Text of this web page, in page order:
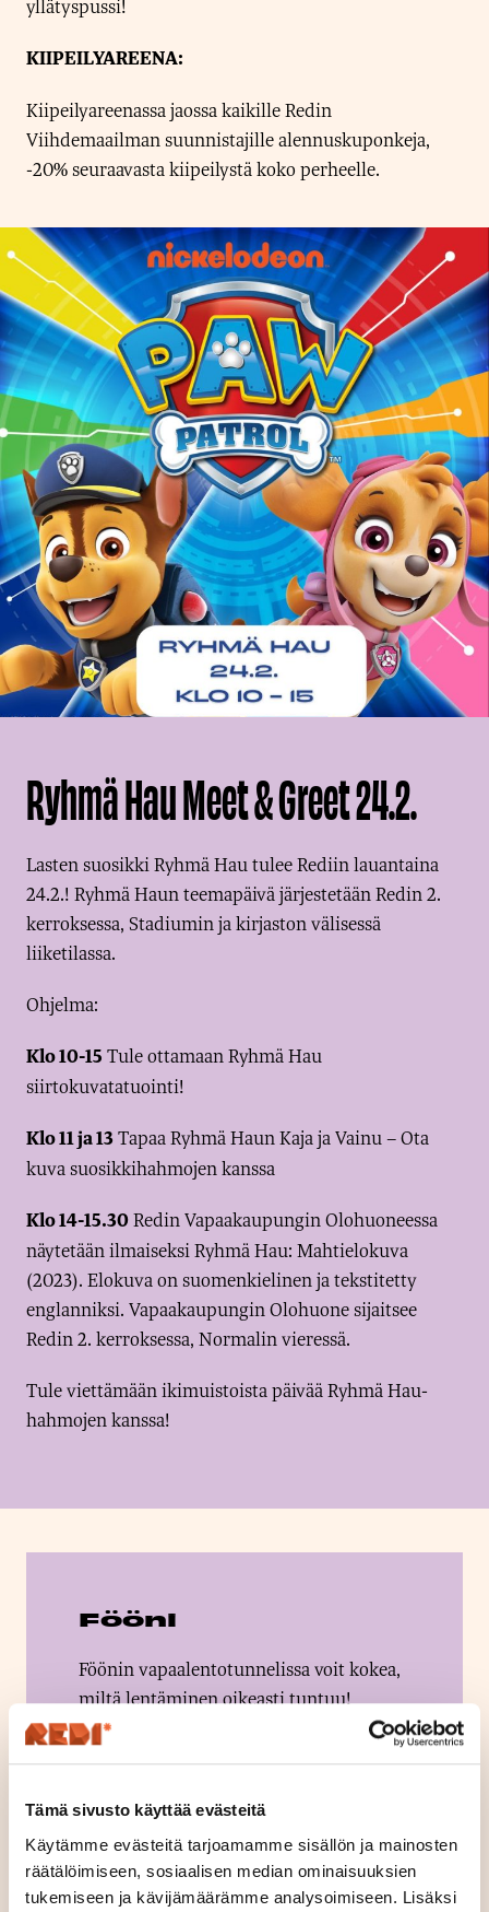
Tämä sivusto käyttää evästeitä
Käytämme evästeitä tarjoamamme sisällön ja mainosten
räätälöimiseen, sosiaalisen median ominaisuuksien
tukemiseen ja kävijämäärämme analysoimiseen. Lisäksi
yllätyspussi!
KIIPEILYAREENA:
Kiipeilyareenassa jaossa kaikille Redin
Viihdemaailman suunnistajille alennuskuponkeja,
-20% seuraavasta kiipeilystä koko perheelle.
Ryhmä Hau Meet & Greet 24.2.
Lasten suosikki Ryhmä Hau tulee Rediin lauantaina
24.2.! Ryhmä Haun teemapäivä järjestetään Redin 2.
kerroksessa, Stadiumin ja kirjaston välisessä
liiketilassa.
Ohjelma:
Klo 10-15 Tule ottamaan Ryhmä Hau
siirtokuvatatuointi!
Klo 11 ja 13Tapaa Ryhmä Haun Kaja ja Vainu – Ota
kuva suosikkihahmojen kanssa
Klo 14-15.30Redin Vapaakaupungin Olohuoneessa
näytetään ilmaiseksi Ryhmä Hau: Mahtielokuva
(2023). Elokuva on suomenkielinen ja tekstitetty
englanniksi. Vapaakaupungin Olohuone sijaitsee
Redin 2. kerroksessa, Normalin vieressä.
Tule viettämään ikimuistoista päivää Ryhmä Hau-
hahmojen kanssa!
Fööni
Föönin vapaalentotunnelissa voit kokea,
miltä lentäminen oikeasti tuntuu!
Föönin koulutetut ohjaajat opastavat
sinut lentämisen saloihin turvallisesti.
ja on ikimuistoinen elämys kaikille!